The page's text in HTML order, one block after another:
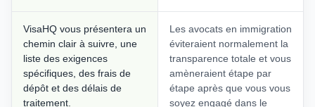
VisaHQ vous présentera un
chemin clair à suivre, une
liste des exigences
spécifiques, des frais de
dépôt et des délais de
traitement.
Les avocats en immigration
éviteraient normalement la
transparence totale et vous
amèneraient étape par
étape après que vous vous
soyez engagé dans le